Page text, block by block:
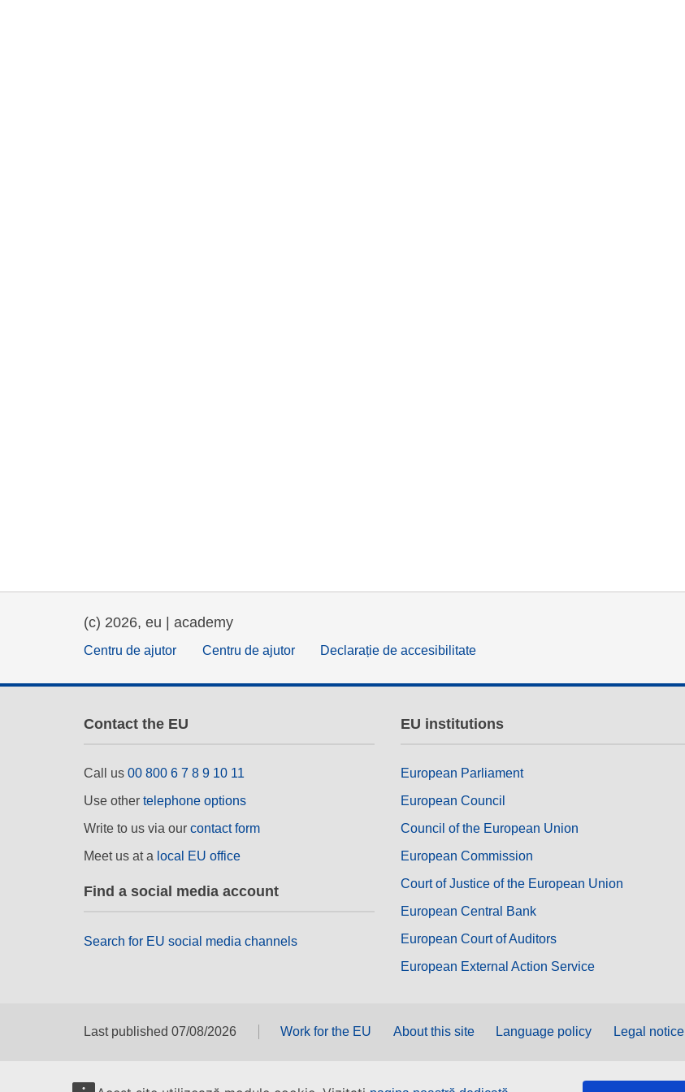
(c) 2026, eu | academy
Centru de ajutor Centru de ajutor Declarație de accesibilitate
Contact the EU
Call us 00 800 6 7 8 9 10 11
Use other telephone options
Write to us via our contact form
Meet us at a local EU office
Find a social media account
Search for EU social media channels
EU institutions
European Parliament
European Council
Council of the European Union
European Commission
Court of Justice of the European Union
European Central Bank
European Court of Auditors
European External Action Service
Last published 07/08/2026 Work for the EU About this site Language policy Legal notice